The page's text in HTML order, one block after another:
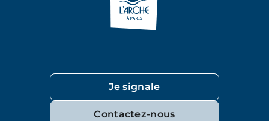
Je signale
Contactez-nous